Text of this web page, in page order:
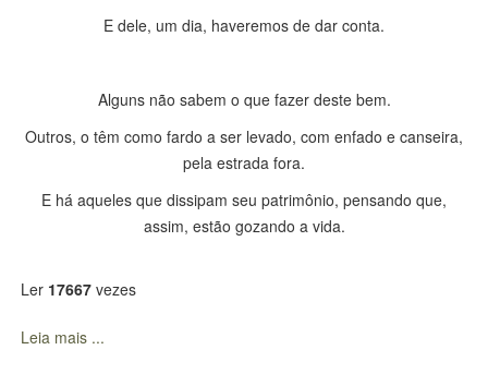
E dele, um dia, haveremos de dar conta.
Alguns não sabem o que fazer deste bem.
Outros, o têm como fardo a ser levado, com enfado e canseira,
pela estrada fora.
E há aqueles que dissipam seu patrimônio, pensando que,
assim, estão gozando a vida.
Ler 17667 vezes
Leia mais ...